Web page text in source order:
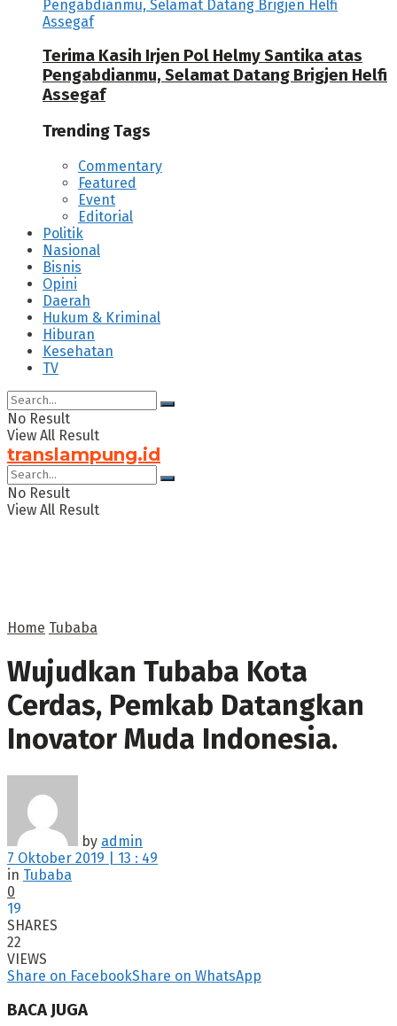
Terima Kasih Irjen Pol Helmy Santika atas
Pengabdianmu, Selamat Datang Brigjen Helfi
Assegaf
Trending Tags
Commentary
Featured
Event
Editorial
Politik
Nasional
Bisnis
Opini
Daerah
Hukum & Kriminal
Hiburan
Kesehatan
TV
No Result
View All Result
translampung.id
No Result
View All Result
Home Tubaba
Wujudkan Tubaba Kota
Cerdas, Pemkab Datangkan
Inovator Muda Indonesia.
by admin
7 Oktober 2019 | 13 : 49
in Tubaba
0
19
SHARES
22
VIEWS
Share on FacebookShare on WhatsApp
BACA JUGA